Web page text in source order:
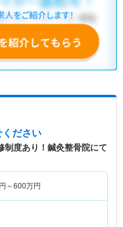
ださい
制度あり！鍼灸整骨院にて
～600万円